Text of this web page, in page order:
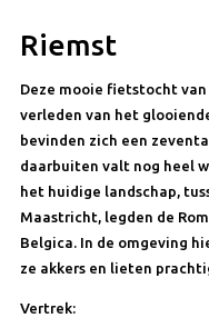
Riemst
Deze mooie fietstocht van
verleden van het
bevinden zich een
daarbuiten valt nog heel
het huidige landschap,
Maastricht, legden de
Belgica. In de omgeving
ze akkers en lieten
Vertrek: